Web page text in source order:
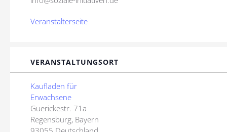
Veranstalterseite
VERANSTALTUNGSORT
Kaufladen für
Erwachsene
Guerickestr. 71a
Regensburg, Bayern